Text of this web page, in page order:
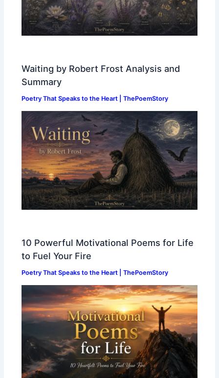
Waiting by Robert Frost Analysis and
Summary
Poetry That Speaks to the Heart | ThePoemStory
10 Powerful Motivational Poems for Life
to Fuel Your Fire
Poetry That Speaks to the Heart | ThePoemStory